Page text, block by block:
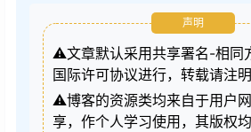
声明
⚠️文章默认采用共享署名-相同
国际许可协议进行，转载请注明
⚠️博客的资源类均来自于用户
享，作个人学习使用，其版权